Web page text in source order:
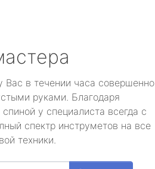
Вас в течении часа совершенно
руками. Благодаря
у специалиста всегда с
спектр инструметов на все
техники.